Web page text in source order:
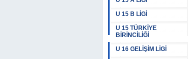
U 15 B LİGİ
U 15 TÜRKİYE
BİRİNCİLİĞİ
U 16 GELİŞİM LİGİ